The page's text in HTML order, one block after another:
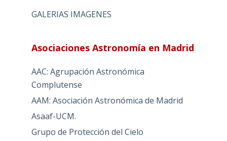
GALERIAS IMAGENES
Asociaciones Astronomía en Madrid
AAC: Agrupación Astronómica
Complutense
AAM: Asociación Astronómica de Madrid
Asaaf-UCM.
Grupo de Protección del Cielo